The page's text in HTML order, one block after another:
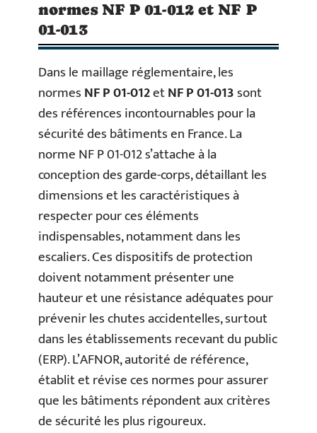
normes NF P 01-012 et NF P
01-013
Dans le maillage réglementaire, les
normesNF P 01-012etNF P 01-013sont
des références incontournables pour la
sécurité des bâtiments en France. La
norme NF P 01-012 s’attache à la
conception des garde-corps, détaillant les
dimensions et les caractéristiques à
respecter pour ces éléments
indispensables, notamment dans les
escaliers. Ces dispositifs de protection
doivent notamment présenter une
hauteur et une résistance adéquates pour
prévenir les chutes accidentelles, surtout
dans les établissements recevant du public
(ERP). L’AFNOR, autorité de référence,
établit et révise ces normes pour assurer
que les bâtiments répondent aux critères
de sécurité les plus rigoureux.